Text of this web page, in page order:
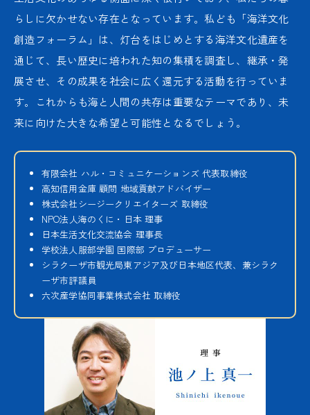
らしに欠かせない存在となっています。私ども「海洋文化
創造フォーラム」は、灯台をはじめとする海洋文化遺産を
通じて、長い歴史に培われた知の集積を調査し、継承・発
展させ、その成果を社会に広く還元する活動を行っていま
す。これからも海と人間の共存は重要なテーマであり、未
来に向けた大きな希望と可能性となるでしょう。
有限会社 ハル・コミュニケーションズ 代表取締役
高知信用金庫 顧問 地域貢献アドバイザー
株式会社シージークリエイターズ 取締役
NPO法人海のくに・日本 理事
日本生活文化交流協会 理事長
学校法人服部学園 国際部 プロデューサー
シラクーザ市観光局東アジア及び日本地区代表、兼シラク
ーザ市評議員
六次産学協同事業株式会社 取締役